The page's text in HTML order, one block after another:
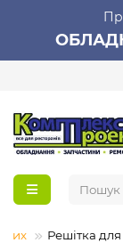
Решітка для